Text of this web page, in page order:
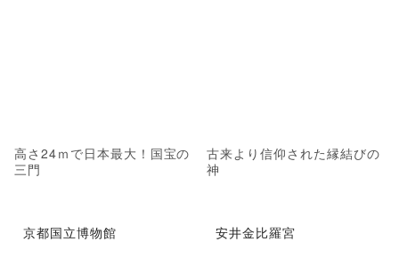
高さ24ｍで日本最大！国宝の
三門
古来より信仰された縁結びの
神
京都国立博物館 安井金比羅宮